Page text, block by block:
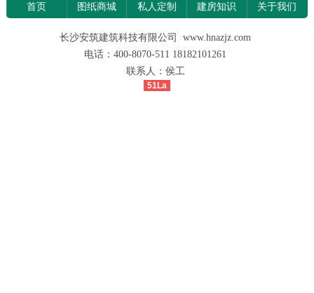
首页 图纸商城 私人定制 建房知识 关于我们
长沙安筑建筑科技有限公司 www.hnazjz.com
电话：400-8070-511 18182101261
联系人：侯工
51La